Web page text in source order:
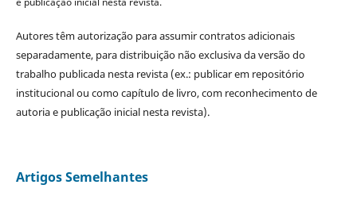
Autores têm autorização para assumir contratos adicionais
separadamente, para distribuição não exclusiva da versão do
trabalho publicada nesta revista (ex.: publicar em repositório
institucional ou como capítulo de livro, com reconhecimento de
autoria e publicação inicial nesta revista).
Artigos Semelhantes